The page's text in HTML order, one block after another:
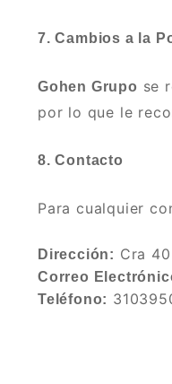
7. Cambios a la
Gohen Grupo se
por lo que le
8. Contacto
Para cualquier
Dirección: Cra
Correo
Teléfono: